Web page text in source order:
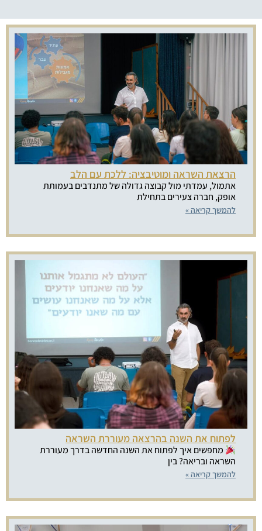
הרצאת השראה ומוטיבציה: ללכת עם הלב
אתמול, עמדתי מול קבוצה גדולה של מתנדבים בעמותת
אופק, חברה צעירים בתחילת
להמשך קריאה »
לפתוח את השנה בהרצאה מעוררת השראה
מחפשים איך לפתוח את השנה החדשה בדרך מעוררת
השראה ובריאה? בין
להמשך קריאה »